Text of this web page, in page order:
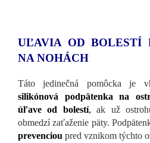
UĽAVIA OD BOLESTÍ
NA NOHÁCH
Táto jedinečná pomôcka je
silikónová podpätenka na
úľave od bolestí, ak už
obmedzí zaťaženie päty.
prevenciou pred vznikom týchto